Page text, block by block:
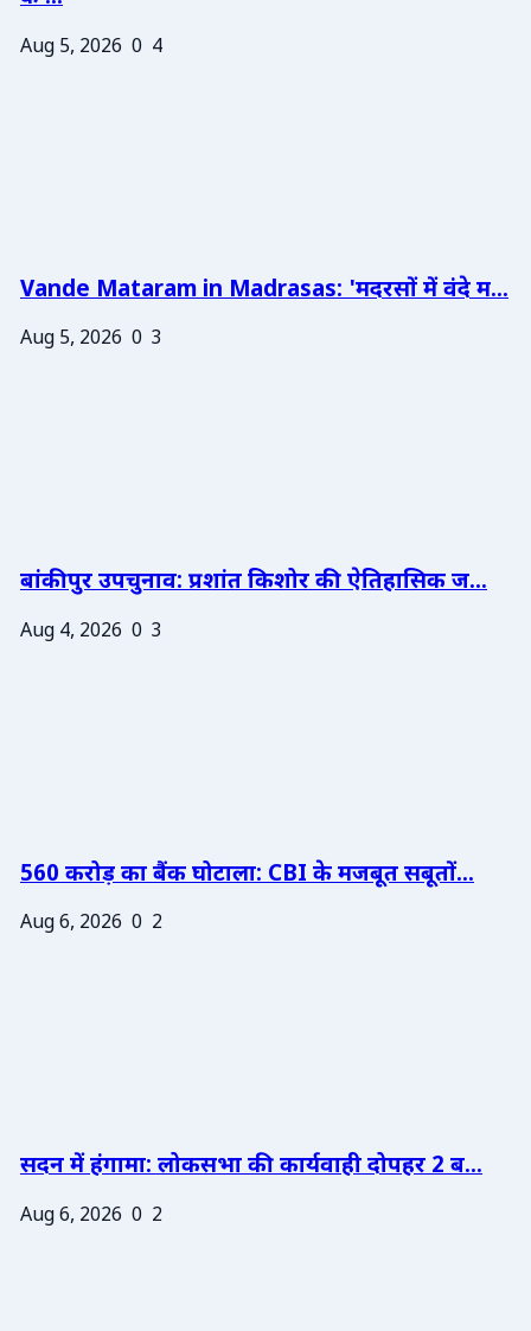
Aug 5, 2026 0 4
Vande Mataram in Madrasas: 'मदरसों में वंदे म...
Aug 5, 2026 0 3
बांकीपुर उपचुनाव: प्रशांत किशोर की ऐतिहासिक ज...
Aug 4, 2026 0 3
560 करोड़ का बैंक घोटाला: CBI के मजबूत सबूतों...
Aug 6, 2026 0 2
सदन में हंगामा: लोकसभा की कार्यवाही दोपहर 2 ब...
Aug 6, 2026 0 2